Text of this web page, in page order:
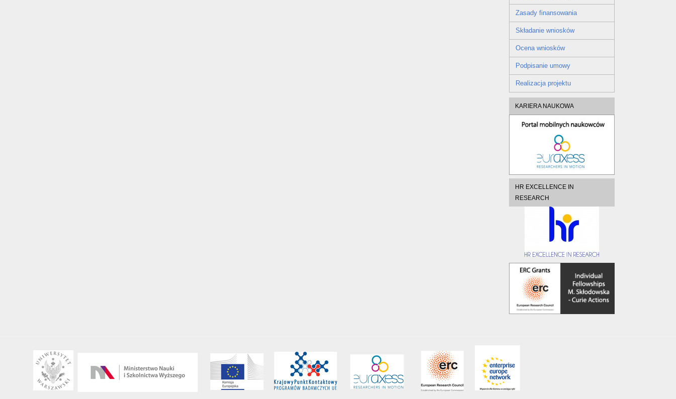
Zasady finansowania
Składanie wniosków
Ocena wniosków
Podpisanie umowy
Realizacja projektu
KARIERA NAUKOWA
HR EXCELLENCE IN
RESEARCH